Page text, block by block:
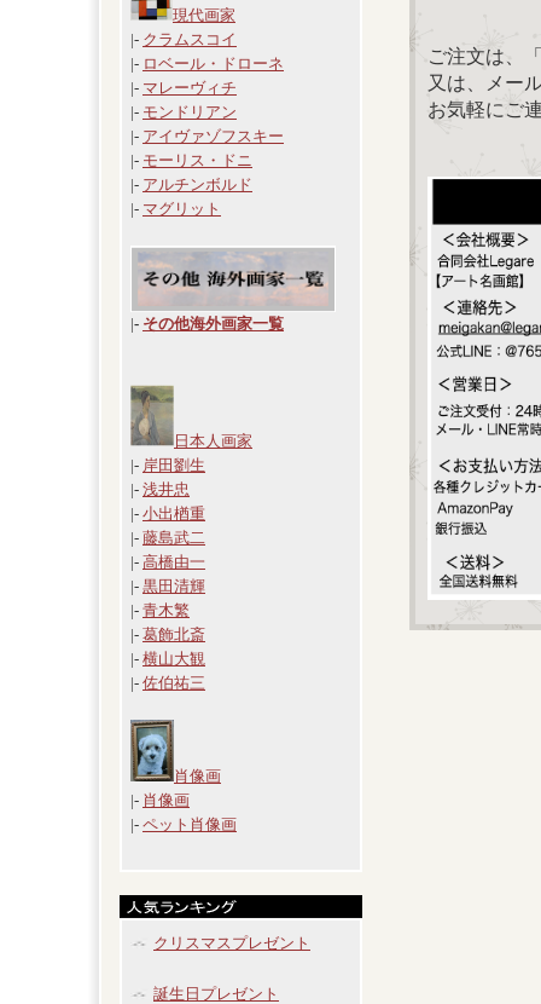
現代画家
|- クラムスコイ
|- ロベール・ドローネ
|- マレーヴィチ
|- モンドリアン
|- アイヴァゾフスキー
|- モーリス・ドニ
|- アルチンボルド
|- マグリット
|- その他海外画家一覧
日本人画家
|- 岸田劉生
|- 浅井忠
|- 小出楢重
|- 藤島武二
|- 高橋由一
|- 黒田清輝
|- 青木繁
|- 葛飾北斎
|- 横山大観
|- 佐伯祐三
肖像画
|- 肖像画
|- ペット肖像画
クリスマスプレゼント
誕生日プレゼント
ご注文は、
又は、メー
お気軽にご